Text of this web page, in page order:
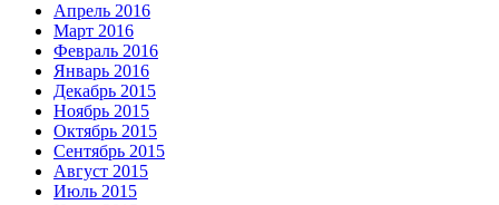
Апрель 2016
Март 2016
Февраль 2016
Январь 2016
Декабрь 2015
Ноябрь 2015
Октябрь 2015
Сентябрь 2015
Август 2015
Июль 2015